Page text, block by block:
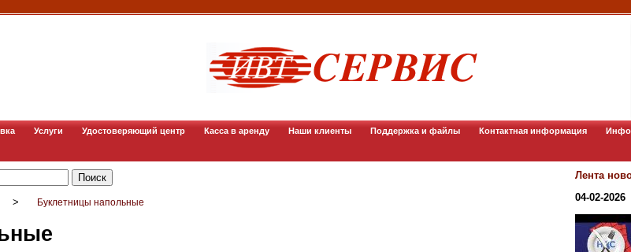
Услуги Удостоверяющий центр Касса в аренду Наши клиенты Поддержка и файлы Контактная информация
> Буклетницы напольные
Лента
04-02-2026